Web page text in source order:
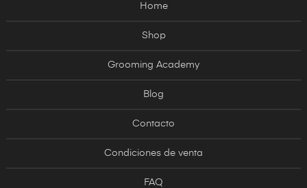
Home
Shop
Grooming Academy
Blog
Contacto
Condiciones de venta
FAQ